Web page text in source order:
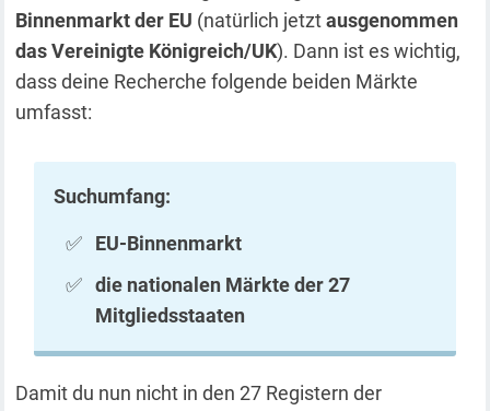
Binnenmarkt der EU (natürlich jetztausgenommen
das Vereinigte Königreich/UK). Dann ist es wichtig,
dass deine Recherche folgende beiden Märkte
umfasst:
Suchumfang:
EU-Binnenmarkt
die nationalen Märkte der 27
Mitgliedsstaaten
Damit du nun nicht in den 27 Registern der